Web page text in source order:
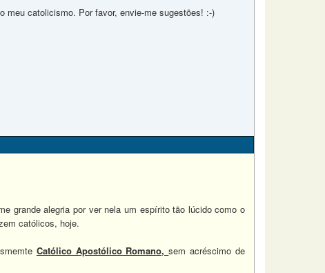
meu catolicismo. Por favor, envie-me sugestões! :-)
grande alegria por ver nela um espírito tão lúcido como o
católicos, hoje.
Católico Apostólico Romano,sem acréscimo de